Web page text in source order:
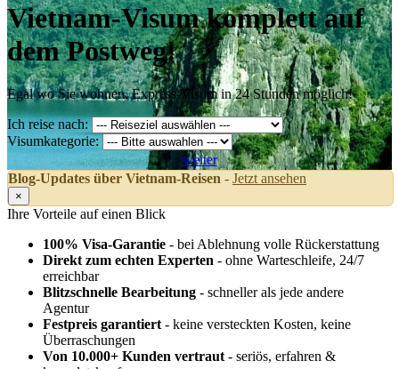
Vietnam-Visumkomplett auf
dem Postweg!
Egal wo Sie wohnen, Express-Visum in 24 Stunden möglich!
Ich reise nach:
Visumkategorie:
weiter
Blog-Updates über Vietnam-Reisen - Jetzt ansehen
×
Ihre Vorteile auf einen Blick
100% Visa-Garantie - bei Ablehnung volle Rückerstattung
Direkt zum echten Experten - ohne Warteschleife, 24/7
erreichbar
Blitzschnelle Bearbeitung - schneller als jede andere
Agentur
Festpreis garantiert - keine versteckten Kosten, keine
Überraschungen
Von 10.000+ Kunden vertraut - seriös, erfahren &